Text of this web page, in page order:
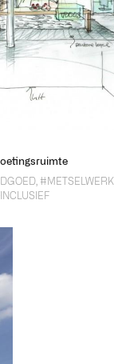
#METSELWERK